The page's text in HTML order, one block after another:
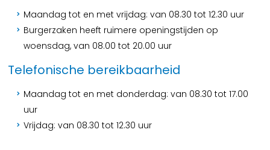
Maandag tot en met vrijdag: van 08.30 tot 12.30 uur
Burgerzaken heeft ruimere openingstijden op
woensdag, van 08.00 tot 20.00 uur
Telefonische bereikbaarheid
Maandag tot en met donderdag: van 08.30 tot 17.00
uur
Vrijdag: van 08.30 tot 12.30 uur